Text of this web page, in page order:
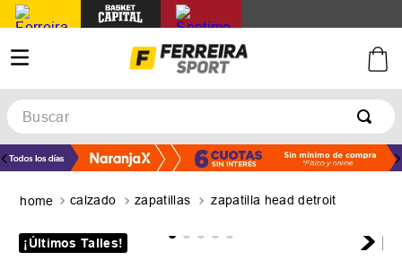
Buscar
TÉRMINOS MÁS BUSCADOS
3.
basquet
calzado zapatillas zapatilla head detroit
¡Últimos Talles!